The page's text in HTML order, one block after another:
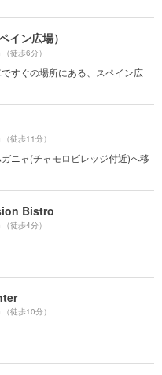
イン広場）
（徒歩6分）
すぐの場所にある、スペイン広
（徒歩11分）
ガニャ(チャモロビレッジ付近)へ移
Bistro
（徒歩4分）
（徒歩10分）